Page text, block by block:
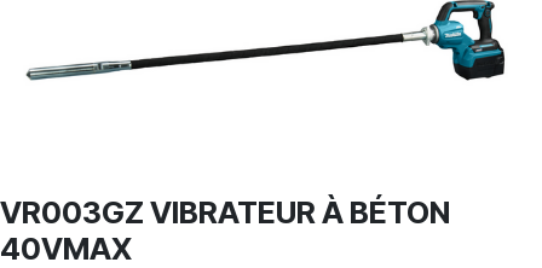
VR003GZ VIBRATEUR À BÉTON
40VMAX